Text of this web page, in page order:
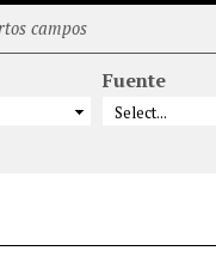
campos
Fuente